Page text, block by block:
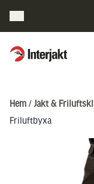
Interjakt SE
Hem / Jakt &
Friluftbyxa